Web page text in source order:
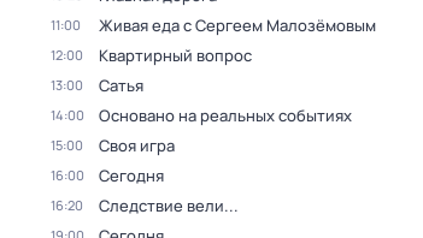
11:00 Живая еда с Сергеем Малозёмовым
12:00 Квартирный вопрос
13:00 Сатья
14:00 Основано на реальных событиях
15:00 Своя игра
16:00 Сегодня
16:20 Следствие вели...